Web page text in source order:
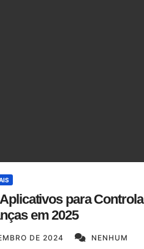
para
em 2025
DE 2024
NENHUM